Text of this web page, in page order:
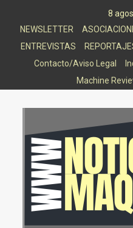
8
NEWSLETTER
ENTREVISTAS
Contacto/Aviso Legal
Machine